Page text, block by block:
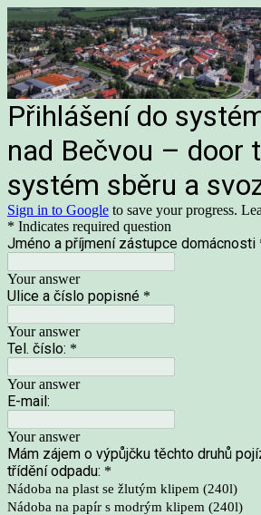
Přihlášení do
nad Bečvou – door
systém sběru a
Sign in to Google to save your progress.
* Indicates required question
Jméno a příjmení zástupce domácnosti
Your answer
Ulice a číslo popisné *
Your answer
Tel. číslo: *
Your answer
E-mail:
Your answer
Mám zájem o výpůjčku těchto druhů
třídění odpadu: *
Nádoba na plast se žlutým klipem (240l)
Nádoba na papír s modrým klipem (240l)